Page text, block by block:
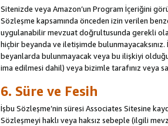
Sitenizde veya Amazon’un Program İçeriğini
Sözleşme kapsamında önceden izin verilen
uygulanabilir mevzuat doğrultusunda gerekli olan
hiçbir beyanda ve iletişimde
beyanlarda bulunmayacak veya bu ilişkiyi
ima edilmesi dahil) veya bizimle tarafınız veya
6. Süre ve Fesih
İşbu Sözleşme’nin süresi Associates Sitesine
Sözleşmeyi haklı veya haksız sebeple (ilgili